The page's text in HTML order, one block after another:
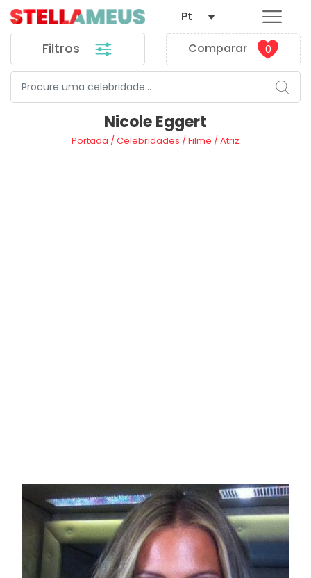
Filtros Comparar 0
Pt
Nicole Eggert
Portada /Celebridades /Filme /Atriz